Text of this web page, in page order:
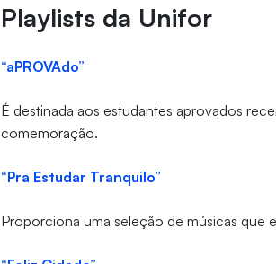
Playlists da Unifor
“aPROVAdo”
É destinada aos estudantes aprovados
comemoração.
“Pra Estudar Tranquilo”
Proporciona uma seleção de músicas que